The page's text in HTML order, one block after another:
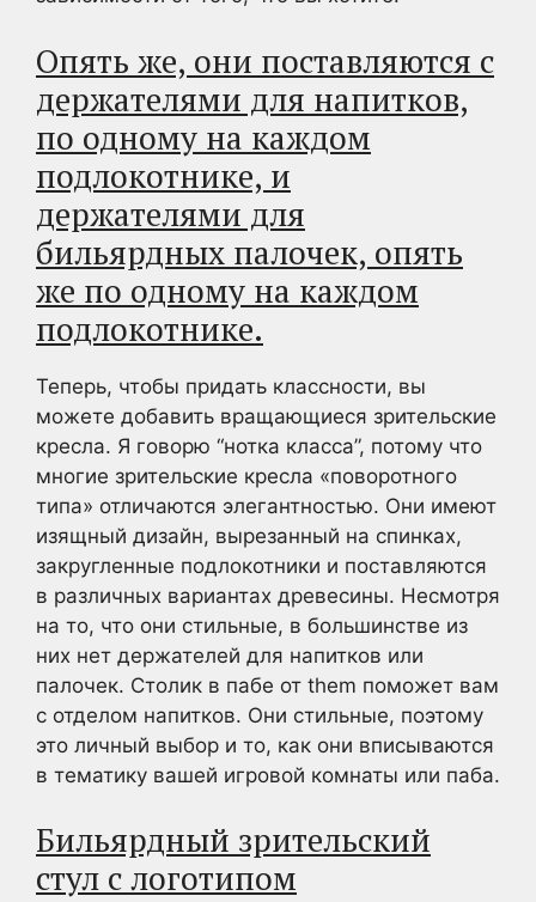
Опять же, они поставляются с
держателями для напитков,
по одному на каждом
подлокотнике, и
держателями для
бильярдных палочек, опять
же по одному на каждом
подлокотнике.
Теперь, чтобы придать классности, вы
можете добавить вращающиеся зрительские
кресла. Я говорю “нотка класса”, потому что
многие зрительские кресла «поворотного
типа» отличаются элегантностью. Они имеют
изящный дизайн, вырезанный на спинках,
закругленные подлокотники и поставляются
в различных вариантах древесины. Несмотря
на то, что они стильные, в большинстве из
них нет держателей для напитков или
палочек. Столик в пабе от them поможет вам
с отделом напитков. Они стильные, поэтому
это личный выбор и то, как они вписываются
в тематику вашей игровой комнаты или паба.
Бильярдный зрительский
стул с логотипом